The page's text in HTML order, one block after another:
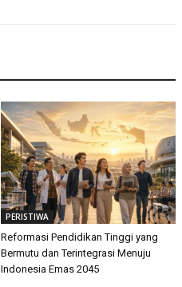
PERISTIWA
Reformasi Pendidikan Tinggi yang
Bermutu dan Terintegrasi Menuju
Indonesia Emas 2045